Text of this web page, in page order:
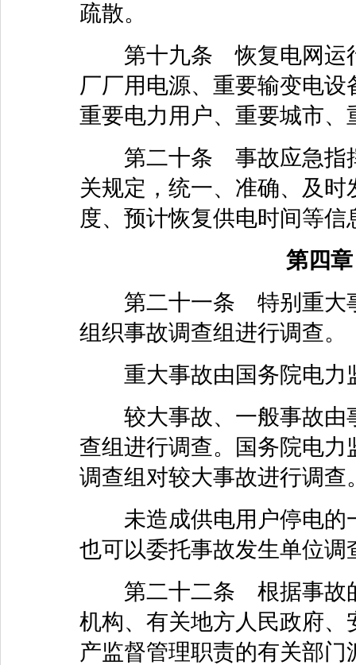
疏散。
第十九条 恢复电网运行
厂厂用电源、重要输变电
重要电力用户、重要城市
第二十条 事故应急指挥
关规定，统一、准确、及
度、预计恢复供电时间等信
第四
第二十一条 特别重大事
组织事故调查组进行调查。
重大事故由国务院电力
较大事故、一般事故由
查组进行调查。国务院电
调查组对较大事故进行调查
未造成供电用户停电的
也可以委托事故发生单位调
第二十二条 根据事故的
机构、有关地方人民政府
产监督管理职责的有关部